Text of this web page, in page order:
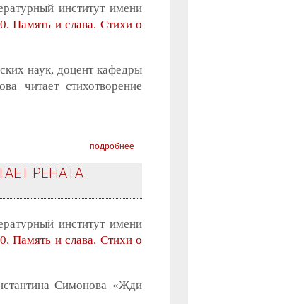
институт имени
Память и слава. Стихи о
наук, доцент кафедры
читает стихотворение
подробнее
РЕНАТА
институт имени
Память и слава. Стихи о
Симонова «Жди